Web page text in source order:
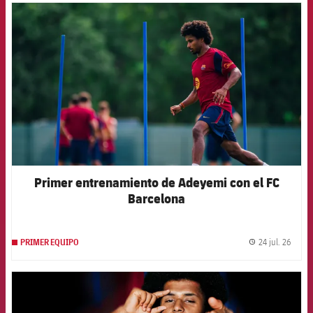
FCB Barcelona badge
Primer entrenamiento de Adeyemi con el FC
Barcelona
PRIMER EQUIPO 24 jul. 26
FCB Barcelona badge